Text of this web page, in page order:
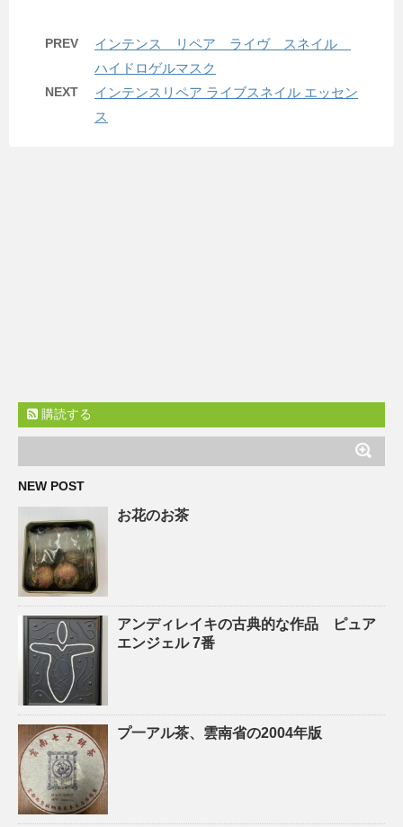
PREV
インテンス リペア ライヴ スネイル
ハイドロゲルマスク
NEXT
インテンスリペア ライブスネイル エッセン
ス
購読する
NEW POST
お花のお茶
アンディレイキの古典的な作品 ピュア
エンジェル 7番
プ一アル茶、雲南省の2004年版